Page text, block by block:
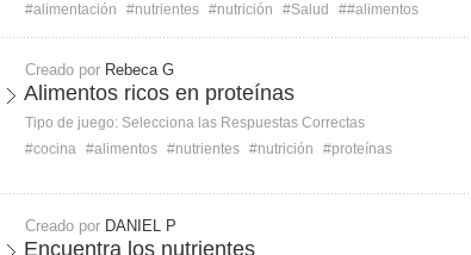
#alimentación
#nutrientes #nutrición #Salud ##alimentos
Creado por Rebeca G
Alimentos ricos en proteínas
Tipo de juego: Selecciona las Respuestas Correctas
#cocina #alimentos #nutrientes #nutrición #proteínas
Creado por DANIEL P
Encuentra los nutrientes